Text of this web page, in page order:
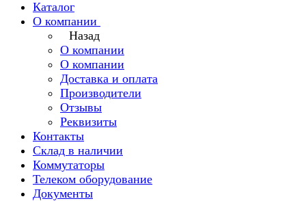
Каталог
О компании
Назад
О компании
О компании
Доставка и оплата
Производители
Отзывы
Реквизиты
Контакты
Склад в наличии
Коммутаторы
Телеком оборудование
Документы